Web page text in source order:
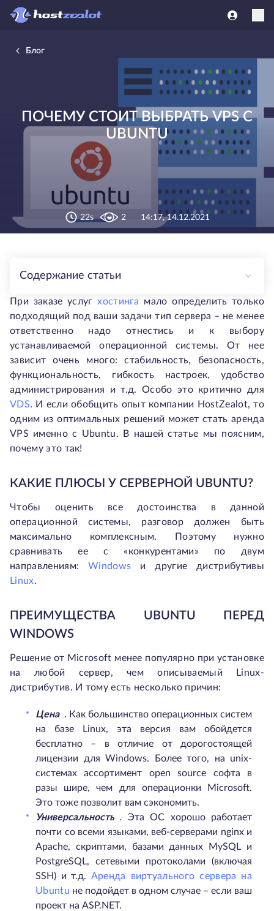
Блог
ПОЧЕМУ СТОИТ ВЫБРАТЬ VPS С
UBUNTU
22s 2 14:17, 14.12.2021
Содержание статьи
При заказе услугхостинга
мало определить только
подходящий под ваши задачи тип сервера – не менее
ответственно надо отнестись и к выбору
устанавливаемой операционной системы. От нее
зависит очень много: стабильность, безопасность,
функциональность, гибкость настроек, удобство
администрирования и т.д. Особо это критично для
VDS. И если обобщить опыт компании HostZealot, то
одним из оптимальных решений может стать аренда
VPS именно с Ubuntu. В нашей статье мы поясним,
почему это так!
КАКИЕ ПЛЮСЫ У СЕРВЕРНОЙ UBUNTU?
Чтобы оценить все достоинства в данной
операционной системы, разговор должен быть
максимально комплексным. Поэтому нужно
сравнивать ее с «конкурентами» по двум
направлениям:Windows и другие дистрибутивы
Linux.
ПРЕИМУЩЕСТВА UBUNTU ПЕРЕД
WINDOWS
Решение от Microsoft менее популярно при установке
на любой сервер, чем описываемый Linux-
дистрибутив. И тому есть несколько причин:
Цена . Как большинство операционных систем
на базе Linux, эта версия вам обойдется
бесплатно – в отличие от дорогостоящей
лицензии для Windows. Более того, на unix-
системах ассортимент open source софта в
разы шире, чем для операционки Microsoft.
Это тоже позволит вам сэкономить.
Универсальность . Эта ОС хорошо работает
почти со всеми языками, веб-серверами nginx и
Apache, скриптами, базами данных MySQL и
PostgreSQL, сетевыми протоколами (включая
SSH) и т.д. Аренда виртуального сервера на
Ubuntu не подойдет в одном случае – если ваш
проект на ASP.NET.